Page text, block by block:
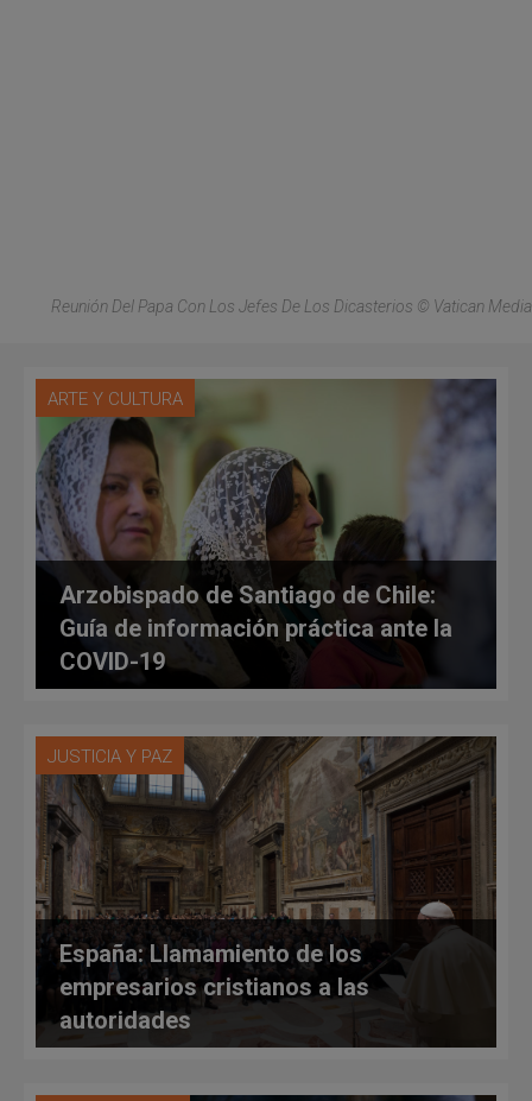
Reunión Del Papa Con Los Jefes De Los Dicasterios © Vatican Media
ARTE Y CULTURA
Arzobispado de Santiago de Chile:
Guía de información práctica ante la
COVID-19
JUSTICIA Y PAZ
España: Llamamiento de los
empresarios cristianos a las
autoridades